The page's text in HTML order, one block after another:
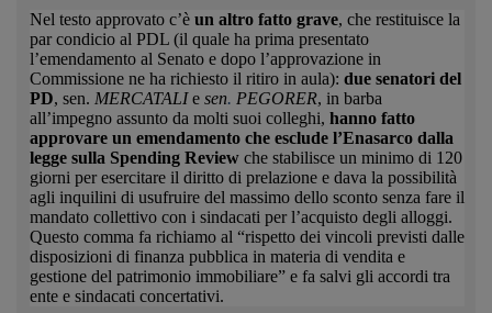
Nel testo approvato c’è un altro fatto grave, che restituisce la
par condicio al PDL (il quale ha prima presentato
l’emendamento al Senato e dopo l’approvazione in
Commissione ne ha richiesto il ritiro in aula): due senatori del
PD, sen. MERCATALIe sen. PEGORER, in barba
all’impegno assunto da molti suoi colleghi, hanno fatto
approvare un emendamento che esclude l’Enasarco dalla
legge sulla Spending Review che stabilisce un minimo di 120
giorni per esercitare il diritto di prelazione e dava la possibilità
agli inquilini di usufruire del massimo dello sconto senza fare il
mandato collettivo con i sindacati per l’acquisto degli alloggi.
Questo comma fa richiamo al “rispetto dei vincoli previsti dalle
disposizioni di finanza pubblica in materia di vendita e
gestione del patrimonio immobiliare” e fa salvi gli accordi tra
ente e sindacati concertativi.